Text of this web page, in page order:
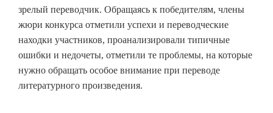
зрелый переводчик. Обращаясь к победителям, члены
жюри конкурса отметили успехи и переводческие
находки участников, проанализировали типичные
ошибки и недочеты, отметили те проблемы, на которые
нужно обращать особое внимание при переводе
литературного произведения.